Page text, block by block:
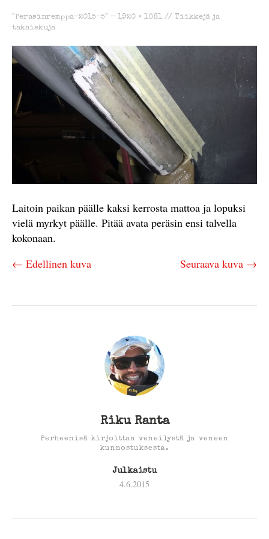
"Perasinremppa-2015-5" - 1920 × 1081 // Tiikkejä ja
takaiskuja
Laitoin paikan päälle kaksi kerrosta mattoa ja lopuksi
vielä myrkyt päälle. Pitää avata peräsin ensi talvella
kokonaan.
← Edellinen kuva
Seuraava kuva →
Riku Ranta
Perheenisä kirjoittaa veneilystä ja veneen
kunnostuksesta.
Julkaistu
4.6.2015